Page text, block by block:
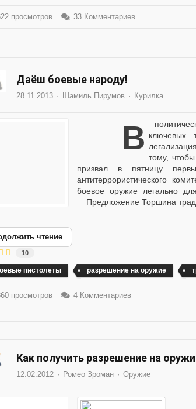
просмотров 33 Комментариев
Даёш боевые народу!
28.11.2013 Шамиль Пирумов Курилка
В политическую повестку дня нынешней России возвращается одна из ключевых
тому,
призвал в пятницу
антитеррористического
боевое оружие легально
Предложение Торшина
чтение
10
пистолеты разрешение на оружие
просмотров 4 Комментариев
Как получить разрешение на
12.02.2012 Ромео Зроман Оружие